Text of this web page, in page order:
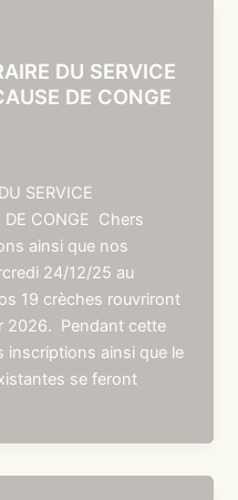
DU SERVICE
DE CONGE
SERVICE
DE CONGE Chers
ainsi que nos
24/12/25 au
19 crèches rouvriront
2026. Pendant cette
inscriptions ainsi que le
se feront